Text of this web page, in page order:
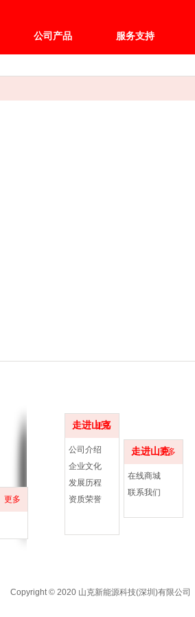
公司产品 服务支持
走进山克
更多
公司介绍
企业文化
发展历程
资质荣誉
走进山克
更多
在线商城
联系我们
更多
Copyright © 2020 山克新能源科技(深圳)有限公司